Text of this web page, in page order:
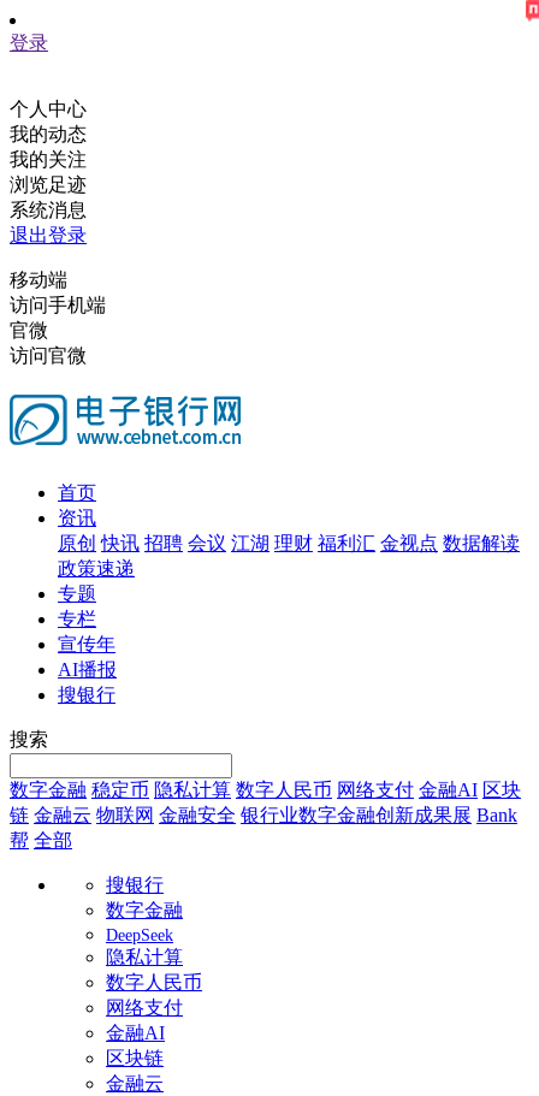
登录
个人中心
我的动态
我的关注
浏览足迹
系统消息
退出登录
移动端
访问手机端
官微
访问官微
首页
资讯
原创 快讯 招聘 会议 江湖 理财 福利汇 金视点 数据解读
政策速递
专题
专栏
宣传年
AI播报
搜银行
搜索
数字金融 稳定币 隐私计算 数字人民币 网络支付 金融AI 区块
链 金融云 物联网 金融安全 银行业数字金融创新成果展 Bank
帮 全部
搜银行
数字金融
DeepSeek
隐私计算
数字人民币
网络支付
金融AI
区块链
金融云